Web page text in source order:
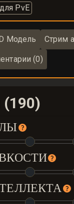
PvE
Модель Стрим
(0)